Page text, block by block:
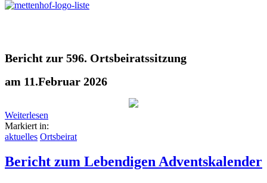
Bericht zur 596. Ortsbeiratssitzung
am 11.Februar 2026
Weiterlesen
Markiert in:
aktuelles Ortsbeirat
Bericht zum Lebendigen Adventskalender